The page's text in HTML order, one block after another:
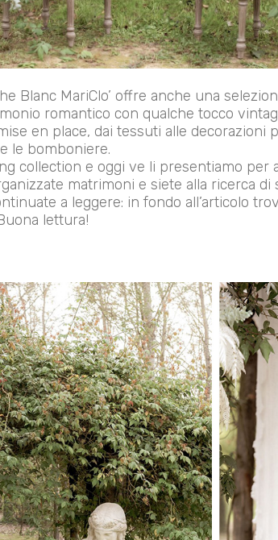
Blanc MariClo’ offre anche una
romantico con qualche tocco
en place, dai tessuti alle decorazioni
le bomboniere.
collection e oggi ve li presentiamo per
matrimoni e siete alla ricerca
a leggere: in fondo all’articolo
lettura!